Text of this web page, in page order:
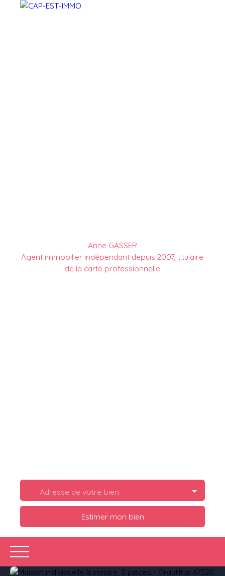
Anne GASSER
Agent immobilier indépendant depuis 2007, titulaire
de la carte professionnelle
Adresse de votre bien
Estimer mon bien